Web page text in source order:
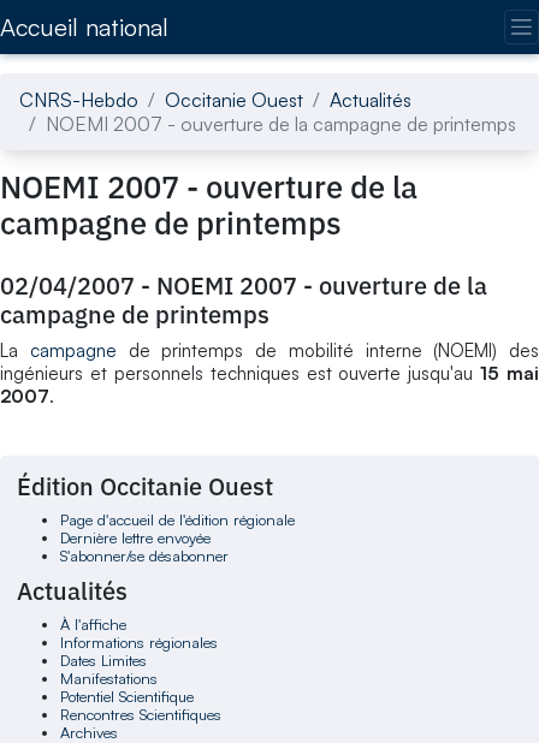
Accueil national
CNRS-Hebdo Occitanie Ouest
Actualités
NOEMI 2007 - ouverture de la campagne de printemps
NOEMI 2007 - ouverture de la
campagne de printemps
02/04/2007 - NOEMI 2007 - ouverture de la
campagne de printemps
La campagne de printemps de mobilité interne (NOEMI) des
ingénieurs et personnels techniques est ouverte jusqu'au15 mai
2007.
Édition Occitanie Ouest
Page d'accueil de l'édition régionale
Dernière lettre envoyée
S'abonner/se désabonner
Actualités
À l'affiche
Informations régionales
Dates Limites
Manifestations
Potentiel Scientifique
Rencontres Scientifiques
Archives